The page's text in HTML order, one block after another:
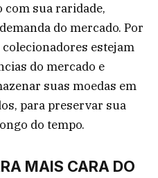
com sua raridade,
do mercado. Por
estejam
do mercado e
suas moedas em
para preservar sua
do tempo.
MAIS CARA DO